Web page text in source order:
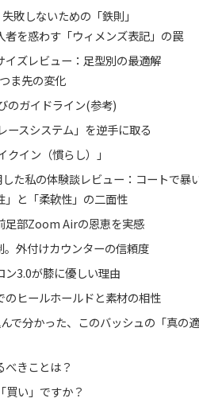
敗しないための「鉄則」
を惑わす「ウィメンズ表記」の罠
ズレビュー：足型別の最適解
ま先の変化
のガイドライン(参考)
スシステム」を逆手に取る
イン（慣らし）」
た私の体験談レビュー：コートで暴
と「柔軟性」の二面性
足部Zoom Airの恩恵を実感
外付けカウンターの信頼度
3.0が膝に優しい理由
ヒールホールドと素材の相性
で分かった、このバッシュの「真の適
きことは？
買い」ですか？